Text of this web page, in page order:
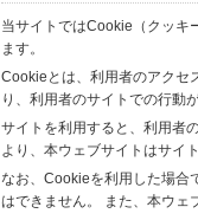
当サイトではCookie（クッキ
ます。
Cookieとは、利用者のアクセ
り、利用者のサイトでの行動
サイトを利用すると、利用者
より、本ウェブサイトはサイ
なお、Cookieを利用した場合
はできません。 また、本ウェ